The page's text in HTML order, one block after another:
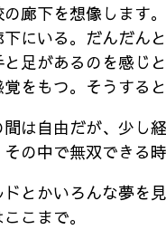
廊下を想像します
にいる。だんだん
足があるのを感じ
をもつ。そうする
は自由だが、少し
の中で無双できる
とかいろんな夢を
こまで。